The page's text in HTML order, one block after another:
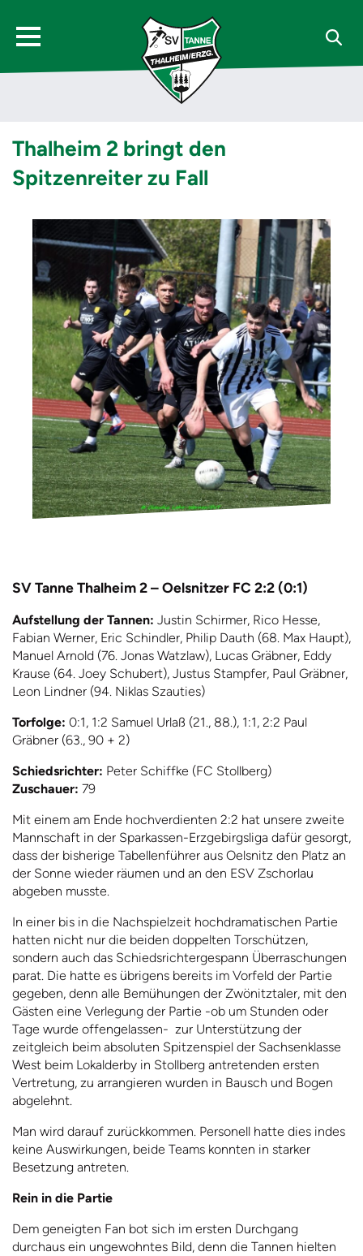
Thalheim 2 bringt den
Spitzenreiter zu Fall
SV Tanne Thalheim 2 – Oelsnitzer FC 2:2 (0:1)
Aufstellung der Tannen: Justin Schirmer, Rico Hesse,
Fabian Werner, Eric Schindler, Philip Dauth (68. Max Haupt),
Manuel Arnold (76. Jonas Watzlaw), Lucas Gräbner, Eddy
Krause (64. Joey Schubert), Justus Stampfer, Paul Gräbner,
Leon Lindner (94. Niklas Szauties)
Torfolge: 0:1, 1:2 Samuel Urlaß (21., 88.), 1:1, 2:2 Paul
Gräbner (63., 90 + 2)
Schiedsrichter: Peter Schiffke (FC Stollberg)
Zuschauer: 79
Mit einem am Ende hochverdienten 2:2 hat unsere zweite
Mannschaft in der Sparkassen-Erzgebirgsliga dafür gesorgt,
dass der bisherige Tabellenführer aus Oelsnitz den Platz an
der Sonne wieder räumen und an den ESV Zschorlau
abgeben musste.
In einer bis in die Nachspielzeit hochdramatischen Partie
hatten nicht nur die beiden doppelten Torschützen,
sondern auch das Schiedsrichtergespann Überraschungen
parat. Die hatte es übrigens bereits im Vorfeld der Partie
gegeben, denn alle Bemühungen der Zwönitztaler, mit den
Gästen eine Verlegung der Partie -ob um Stunden oder
Tage wurde offengelassen- zur Unterstützung der
zeitgleich beim absoluten Spitzenspiel der Sachsenklasse
West beim Lokalderby in Stollberg antretenden ersten
Vertretung, zu arrangieren wurden in Bausch und Bogen
abgelehnt.
Man wird darauf zurückkommen. Personell hatte dies indes
keine Auswirkungen, beide Teams konnten in starker
Besetzung antreten.
Rein in die Partie
Dem geneigten Fan bot sich im ersten Durchgang
durchaus ein ungewohntes Bild, denn die Tannen hielten